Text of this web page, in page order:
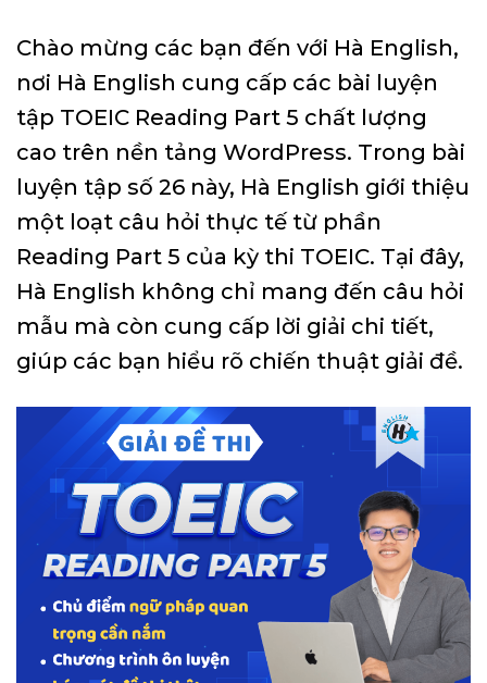
Chào mừng các bạn đến với Hà English,
nơi Hà English cung cấp các bài luyện
tập TOEIC Reading Part 5 chất lượng
cao trên nền tảng WordPress. Trong bài
luyện tập số 26 này, Hà English giới thiệu
một loạt câu hỏi thực tế từ phần
Reading Part 5 của kỳ thi TOEIC. Tại đây,
Hà English không chỉ mang đến câu hỏi
mẫu mà còn cung cấp lời giải chi tiết,
giúp các bạn hiểu rõ chiến thuật giải đề.